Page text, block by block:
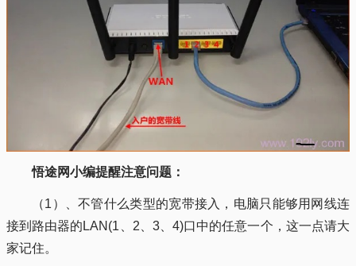
悟途网小编提醒注意问题：
（1）、不管什么类型的宽带接入，电脑只能够用网线连
接到路由器的LAN(1、2、3、4)口中的任意一个，这一点请大
家记住。